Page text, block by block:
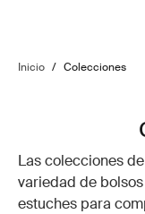
Inicio / Colecciones
Las colecciones
variedad de
estuches para